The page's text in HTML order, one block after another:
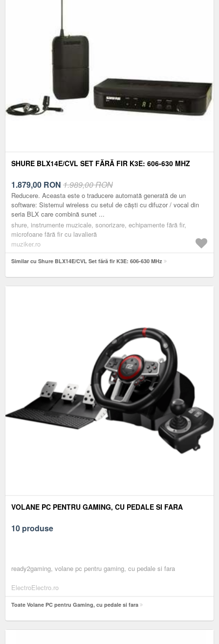
SHURE BLX14E/CVL SET FĂRĂ FIR K3E: 606-630 MHZ
1.879,00 RON 1.989,00 RON
Reducere. Aceasta este o traducere automată generată de un
software: Sistemul wireless cu setul de căști cu difuzor / vocal din
seria BLX care combină sunet ...
shure, instrumente muzicale, sonorizare, echipamente fără fir,
microfoane fără fir cu lavalieră
muziker.ro
Similar cu Shure BLX14E/CVL Set fără fir K3E: 606-630 MHz
VOLANE PC PENTRU GAMING, CU PEDALE SI FARA
10 produse
ready2gaming, volane pc pentru gaming, cu pedale si fara
ElectroElectro.ro
Toate Volane PC pentru Gaming, cu pedale si fara